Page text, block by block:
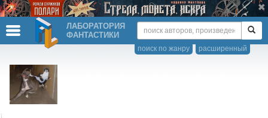
ЛАБОРАТОРИЯ
ФАНТАСТИКИ
расширенный
поиск по жанру